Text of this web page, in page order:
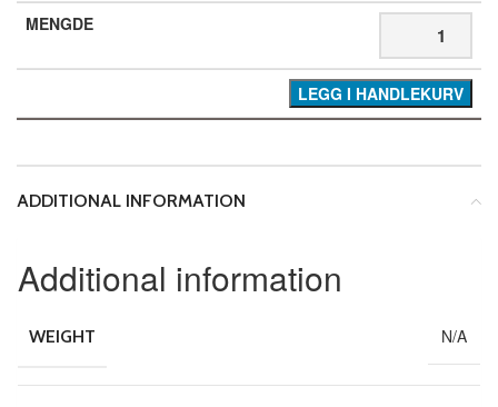
LEGG I HANDLEKURV
ADDITIONAL INFORMATION
Additional information
WEIGHT N/A